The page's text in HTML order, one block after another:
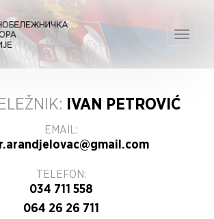
Toggle
IVAN PETROVIĆ
EMAIL:
TELEFON:
034 711 558
064 26 26 711